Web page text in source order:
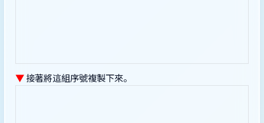
▼接著將這組序號複製下來。